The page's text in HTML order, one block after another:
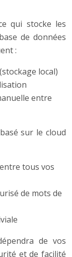
qui stocke les
de données
:
local)
entre
sur le cloud
tous vos
de mots de
de vos
et de facilité